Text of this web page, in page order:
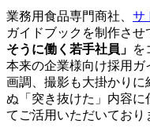
業務用食品専門商社、 サ
ガイドブックを制作させ
そうに働く若手社員」 を
本来の企業様向け採用
画調、撮影も大掛かりに
ぬ「突き抜けた」内容に
てご活用いただいており